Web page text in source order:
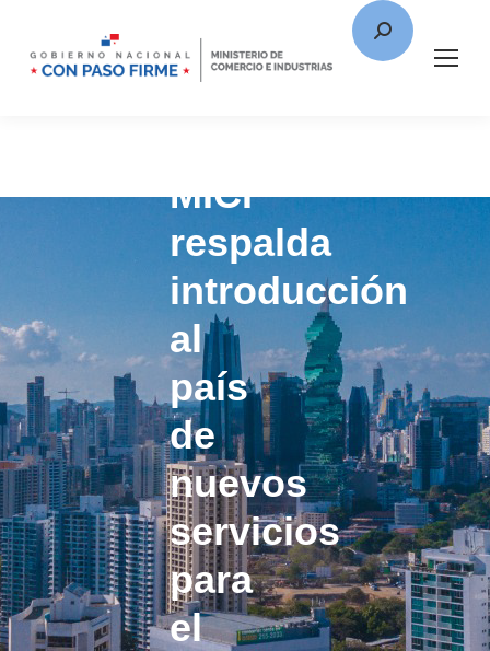
MICI
respalda
introducción
al
país
de
nuevos
servicios
para
el